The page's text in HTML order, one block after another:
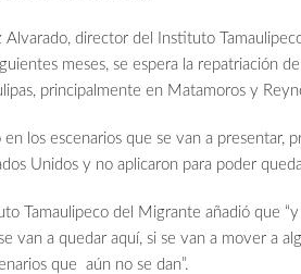
Alvarado, director del Instituto
meses, se espera la repatriación
principalmente en Matamoros y
en los escenarios que se van a presentar,
Unidos y no aplicaron para poder
Tamaulipeco del Migrante añadió que
van a quedar aquí, si se van a mover a
que aún no se dan”.